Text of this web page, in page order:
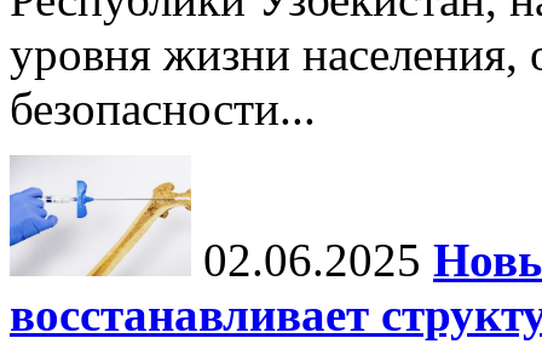
уровня жизни населения,
безопасности...
02.06.2025
восстанавливает